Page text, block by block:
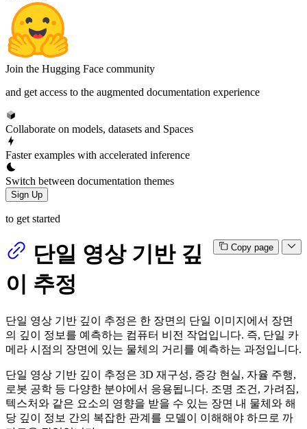
Join the Hugging Face community
and get access to the augmented documentation experience
Collaborate on models, datasets and Spaces
Faster examples with accelerated inference
Switch between documentation themes
Sign Up
to get started
Copy page
단일 영상 기반 깊
이 추정
단일 영상 기반 깊이 추정은 한 장면의 단일 이미지에서 장면
의 깊이 정보를 예측하는 컴퓨터 비전 작업입니다. 즉, 단일 카
메라 시점의 장면에 있는 물체의 거리를 예측하는 과정입니다.
단일 영상 기반 깊이 추정은 3D 재구성, 증강 현실, 자율 주행,
로봇 공학 등 다양한 분야에서 응용됩니다. 조명 조건, 가려짐,
텍스처와 같은 요소의 영향을 받을 수 있는 장면 내 물체와 해
당 깊이 정보 간의 복잡한 관계를 모델이 이해해야 하므로 까